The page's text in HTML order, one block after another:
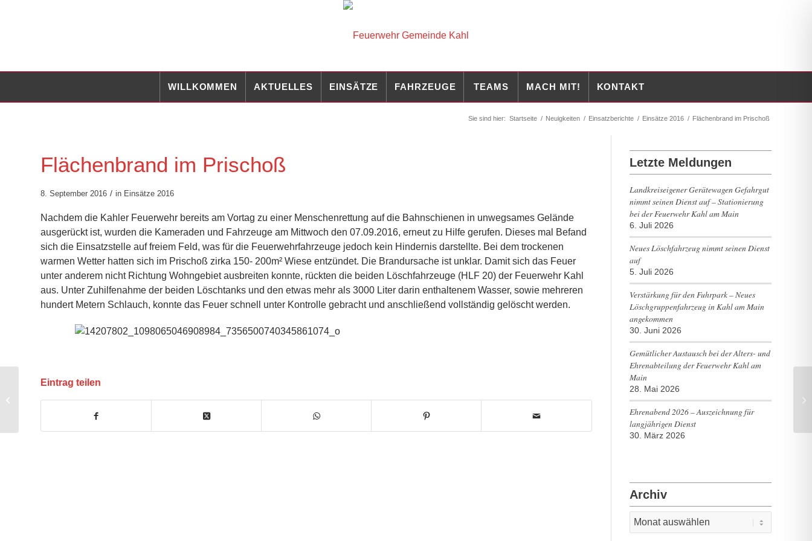
WILLKOMMEN AKTUELLES EINSÄTZE FAHRZEUGE TEAMS MACH MIT! KONTAKT
Sie sind hier: Startseite / Neuigkeiten / Einsatzberichte / Einsätze 2016 / Flächenbrand im Prischoß
Flächenbrand im Prischoß
8. September 2016 / in Einsätze 2016
Nachdem die Kahler Feuerwehr bereits am Vortag zu einer Menschenrettung auf die Bahnschienen in unwegsames Gelände
ausgerückt ist, wurden die Kameraden und Fahrzeuge am Mittwoch den 07.09.2016, erneut zu Hilfe gerufen. Dieses mal Befand
sich die Einsatzstelle auf freiem Feld, was für die Feuerwehrfahrzeuge jedoch kein Hindernis darstellte. Bei dem trockenen
warmen Wetter hatten sich im Prischoß zirka 150- 200m² Wiese entzündet. Die Brandursache ist unklar. Damit sich das Feuer
unter anderem nicht Richtung Wohngebiet ausbreiten konnte, rückten die beiden Löschfahrzeuge (HLF 20) der Feuerwehr Kahl
aus. Unter Zuhilfenahme der beiden Löschtanks und den etwas mehr als 3000 Liter darin enthaltenem Wasser, sowie mehreren
hundert Metern Schlauch, konnte das Feuer schnell unter Kontrolle gebracht und anschließend vollständig gelöscht werden.
Eintrag teilen
Letzte Meldungen
Landkreiseigener Gerätewagen Gefahrgut
nimmt seinen Dienst auf – Stationierung
bei der Feuerwehr Kahl am Main
6. Juli 2026
Neues Löschfahrzeug nimmt seinen Dienst
auf
5. Juli 2026
Verstärkung für den Fuhrpark – Neues
Löschgruppenfahrzeug in Kahl am Main
angekommen
30. Juni 2026
Gemütlicher Austausch bei der Alters- und
Ehrenabteilung der Feuerwehr Kahl am
Main
28. Mai 2026
Ehrenabend 2026 – Auszeichnung für
langjährigen Dienst
30. März 2026
Archiv
MiniFF Info zu kommenden Terminen